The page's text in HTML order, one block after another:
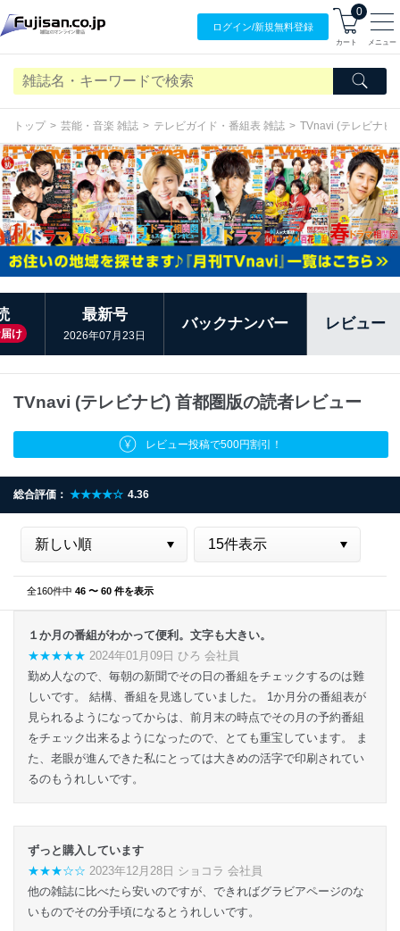
ログイン/新規無料登録
0
カート メニュー
トップ 芸能・音楽 雑誌 テレビガイド・番組表 雑誌 TVnavi (テレビナビ)
け
最新号
2026年07月23日
バックナンバー レビュー
TVnavi (テレビナビ) 首都圏版の読者レビュー
レビュー投稿で500円割引！
総合評価： ★★★★☆ 4.36
全160件中 46 〜 60 件を表示
１か月の番組がわかって便利。文字も大きい。
★★★★★ 2024年01月09日 ひろ 会社員
勤め人なので、毎朝の新聞でその日の番組をチェックするのは難
しいです。 結構、番組を見逃していました。 1か月分の番組表が
見られるようになってからは、前月末の時点でその月の予約番組
をチェック出来るようになったので、とても重宝しています。 ま
た、老眼が進んできた私にとっては大きめの活字で印刷されてい
るのもうれしいです。
ずっと購入しています
★★★☆☆ 2023年12月28日 ショコラ 会社員
他の雑誌に比べたら安いのですが、できればグラビアページのな
いものでその分手頃になるとうれしいです。